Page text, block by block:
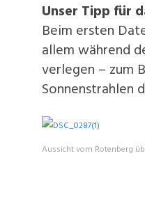
Unser Tipp für
Beim ersten
allem während
verlegen – zum
Sonnenstrahlen
Aussicht vom Rotenberg